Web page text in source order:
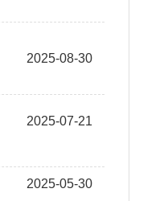
2025-08-30
2025-07-21
2025-05-30